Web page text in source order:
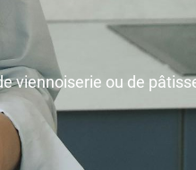
viennoiserie ou de